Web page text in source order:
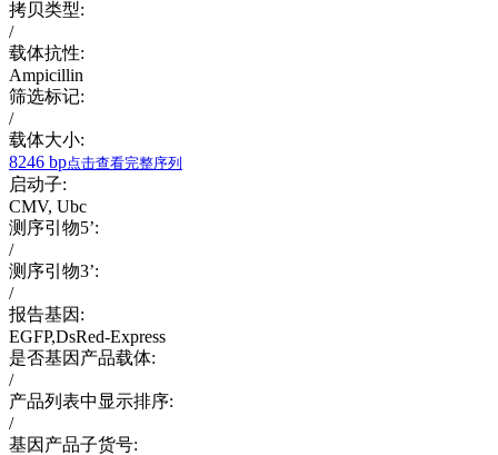
拷贝类型:
/
载体抗性:
Ampicillin
筛选标记:
/
载体大小:
8246 bp点击查看完整序列
启动子:
CMV, Ubc
测序引物5’:
/
测序引物3’:
/
报告基因:
EGFP,DsRed-Express
是否基因产品载体:
/
产品列表中显示排序:
/
基因产品子货号: